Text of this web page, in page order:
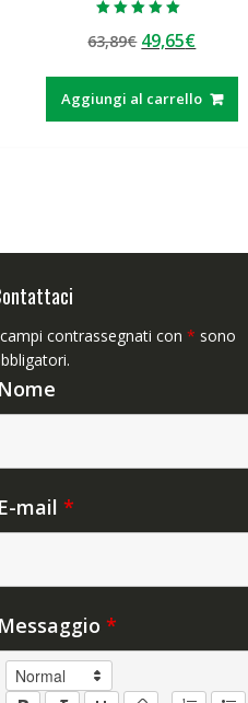
5.00
su 5
63,89€ Il
originale
era:
49,65€Il
attuale
è:
Aggiungi al carrello
contrassegnati con * sono
Nome
E-mail *
Messaggio *